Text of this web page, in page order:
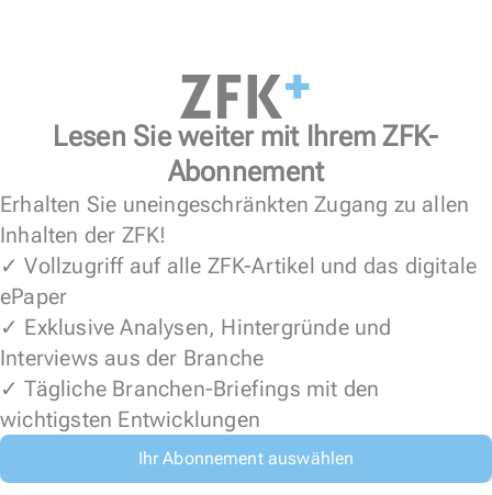
Lesen Sie weiter mit Ihrem ZFK-
Abonnement
Erhalten Sie uneingeschränkten Zugang zu allen
Inhalten der ZFK!
✓ Vollzugriff auf alle ZFK-Artikel und das digitale
ePaper
✓ Exklusive Analysen, Hintergründe und
Interviews aus der Branche
✓ Tägliche Branchen-Briefings mit den
wichtigsten Entwicklungen
Ihr Abonnement auswählen